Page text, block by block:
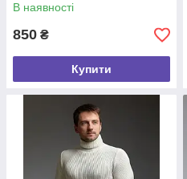
В наявності
850 ₴
Купити